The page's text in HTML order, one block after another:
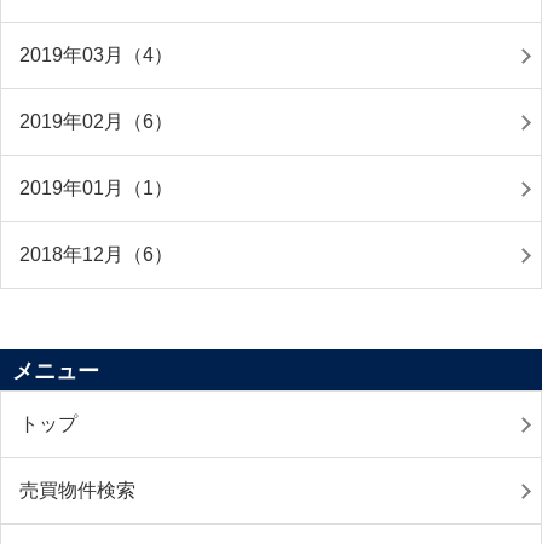
2019年03月（4）
2019年02月（6）
2019年01月（1）
2018年12月（6）
メニュー
トップ
売買物件検索